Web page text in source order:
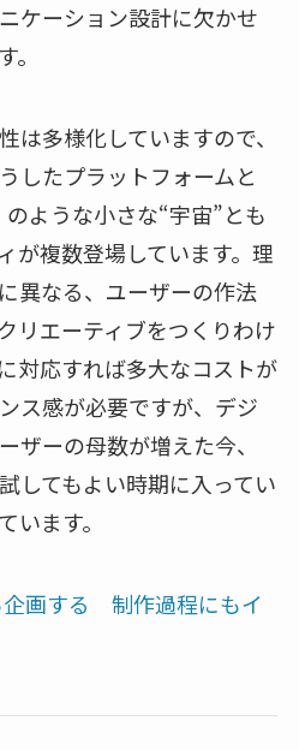
ケーション設計に欠かせ
は多様化していますので、
したプラットフォームと
ような小さな“宇宙”とも
が複数登場しています。理
異なる、ユーザーの作法
リエーティブをつくりわけ
対応すれば多大なコストが
ス感が必要ですが、デジ
ザーの母数が増えた今、
してもよい時期に入ってい
います。
画する 制作過程にもイ